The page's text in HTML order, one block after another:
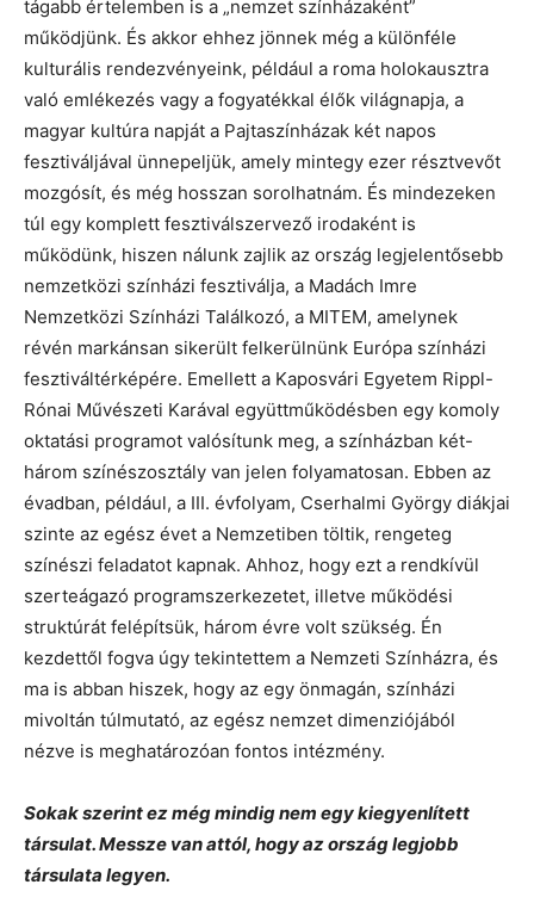
tágabb értelemben is a „nemzet színházaként”
működjünk. És akkor ehhez jönnek még a különféle
kulturális rendezvényeink, például a roma holokausztra
való emlékezés vagy a fogyatékkal élők világnapja, a
magyar kultúra napját a Pajtaszínházak két napos
fesztiváljával ünnepeljük, amely mintegy ezer résztvevőt
mozgósít, és még hosszan sorolhatnám. És mindezeken
túl egy komplett fesztiválszervező irodaként is
működünk, hiszen nálunk zajlik az ország legjelentősebb
nemzetközi színházi fesztiválja, a Madách Imre
Nemzetközi Színházi Találkozó, a MITEM, amelynek
révén markánsan sikerült felkerülnünk Európa színházi
fesztiváltérképére. Emellett a Kaposvári Egyetem Rippl-
Rónai Művészeti Karával együttműködésben egy komoly
oktatási programot valósítunk meg, a színházban két-
három színészosztály van jelen folyamatosan. Ebben az
évadban, például, a III. évfolyam, Cserhalmi György diákjai
szinte az egész évet a Nemzetiben töltik, rengeteg
színészi feladatot kapnak. Ahhoz, hogy ezt a rendkívül
szerteágazó programszerkezetet, illetve működési
struktúrát felépítsük, három évre volt szükség. Én
kezdettől fogva úgy tekintettem a Nemzeti Színházra, és
ma is abban hiszek, hogy az egy önmagán, színházi
mivoltán túlmutató, az egész nemzet dimenziójából
nézve is meghatározóan fontos intézmény.
Sokak szerint ez még mindig nem egy kiegyenlített
társulat. Messze van attól, hogy az ország legjobb
társulata legyen.